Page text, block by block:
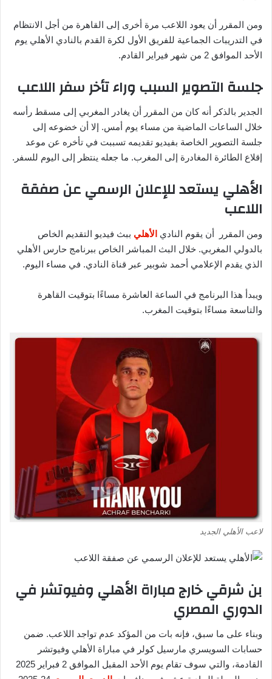
ومن المقرر أن يعود اللاعب مرة أخرى إلى القاهرة من أجل الانتظام
في التدريبات الجماعية للفريق الأول لكرة القدم بالنادي الأهلي يوم
الأحد الموافق 2 من شهر فيراير القادم.
جلسة التصوير السبب وراء تأخر سفر اللاعب
الجدير بالذكر أنه كان من المقرر أن يغادر المغربي إلى مسقط رأسه
خلال الساعات الماضية من مساء يوم أمس. إلا أن خضوعه إلى
جلسة التصوير الخاصة بفيديو تقديمه تسببت في تأخره عن موعد
إقلاع الطائرة المغادرة إلى المغرب. ما جعله ينتظر إلى اليوم للسفر.
الأهلي يستعد للإعلان الرسمي عن صفقة
اللاعب
ومن المقرر أن يقوم النادي الأهلي ببث فيديو التقديم الخاص
بالدولي المغربي. خلال البث المباشر الخاص ببرنامج حارس الأهلي
الذي يقدم الإعلامي أحمد شوبير عبر قناة النادي. في مساء اليوم.
ويبدأ هذا البرنامج في الساعة العاشرة مساءًا بتوقيت القاهرة
والتاسعة مساءًا بتوقيت المغرب.
لاعب الأهلي الجديد
بن شرقي خارج مباراة الأهلي وفيوتشر في
الدوري المصري
وبناء على ما سبق، فإنه بات من المؤكد عدم تواجد اللاعب. ضمن
حسابات السويسري مارسيل كولر في مباراة الأهلي وفيوتشر
القادمة، والتي سوف تقام يوم الأحد المقبل الموافق 2 فبراير 2025